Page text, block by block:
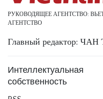
РУКОВОДЯЩЕЕ АГЕНТСТВО:
АГЕНТСТВО
Главный редактор:
Интеллектуальная
собственность